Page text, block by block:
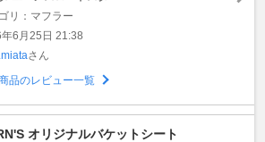
リ：マフラー
6月25日 21:38
さん
品のレビュー一覧
オリジナルバケットシート